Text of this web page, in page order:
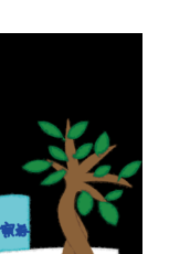
知覚過敏症状に
過敏抑制剤が含
なっています。
ニング 治療によ
し、神経、血管の
ホワイトニング剤
れる物が多いで